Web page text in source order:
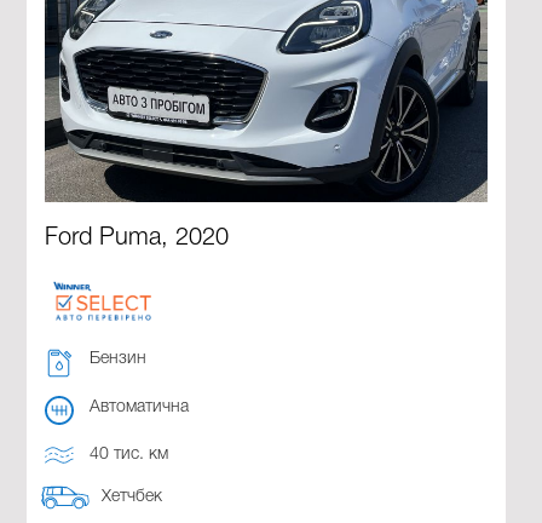
Ford Puma, 2020
Бензин
Автоматична
40 тис. км
Хетчбек